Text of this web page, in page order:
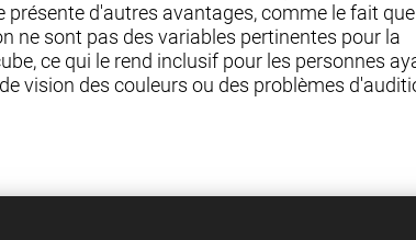
présente d'autres avantages, comme le fait
ne sont pas des variables pertinentes pour la
ce qui le rend inclusif pour les personnes
vision des couleurs ou des problèmes